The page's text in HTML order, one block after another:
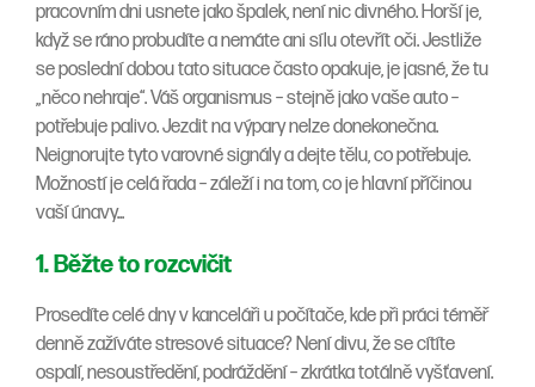
pracovním dni usnete jako špalek, není nic divného. Horší je,
když se ráno probudíte a nemáte ani sílu otevřít oči. Jestliže
se poslední dobou tato situace často opakuje, je jasné, že tu
„něco nehraje“. Váš organismus – stejně jako vaše auto –
potřebuje palivo. Jezdit na výpary nelze donekonečna.
Neignorujte tyto varovné signály a dejte tělu, co potřebuje.
Možností je celá řada – záleží i na tom, co je hlavní příčinou
vaší únavy...
1. Běžte to rozcvičit
Prosedíte celé dny v kanceláři u počítače, kde při práci téměř
denně zažíváte stresové situace? Není divu, že se cítíte
ospalí, nesoustředění, podráždění – zkrátka totálně vyšťavení.